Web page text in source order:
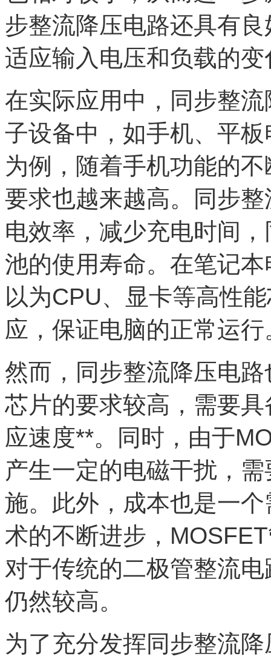
步整流降压电路还具有
适应输入电压和负载的
在实际应用中，同步整
子设备中，如手机、平
为例，随着手机功能的
要求也越来越高。同步
电效率，减少充电时间
池的使用寿命。在笔记
以为CPU、显卡等高性
应，保证电脑的正常运行
然而，同步整流降压电
芯片的要求较高，需要
应速度**。同时，由于
产生一定的电磁干扰，
施。此外，成本也是一
术的不断进步，
对于传统的二极管整流
仍然较高。
为了充分发挥同步整流